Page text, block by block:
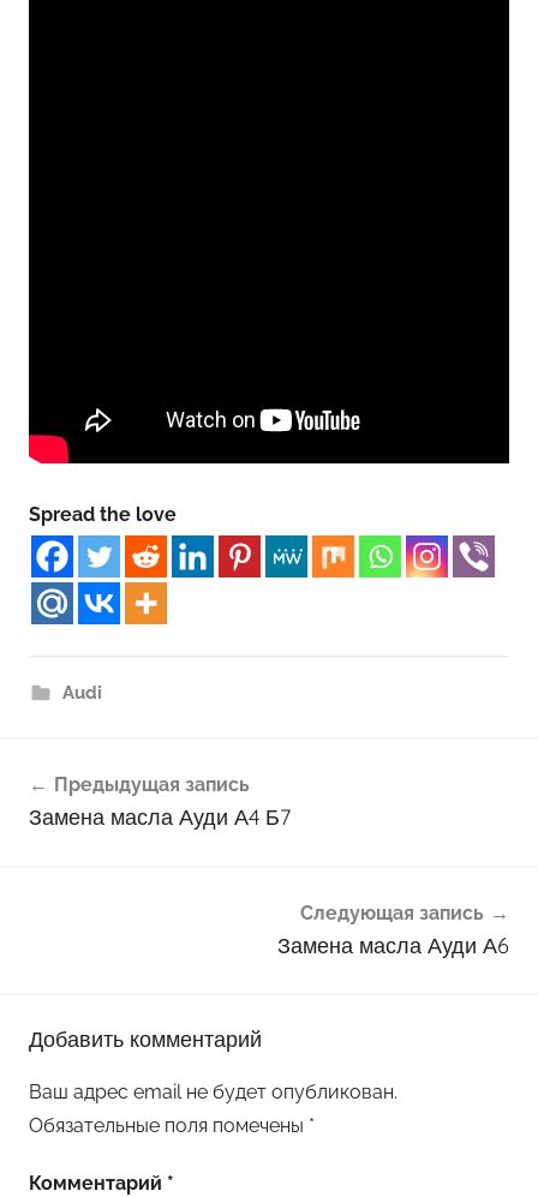
Spread the love
Audi
по
Предыдущая запись
Замена масла Ауди А4 Б7
Следующая запись
Замена масла Ауди А6
Добавить комментарий
Ваш адрес email не будет опубликован.
Обязательные поля помечены *
Комментарий *